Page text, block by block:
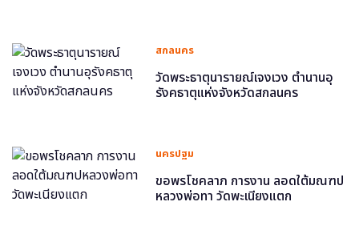
สกลนคร
วัดพระธาตุนารายณ์เจงเวง ตำนานอุ
รังคธาตุแห่งจังหวัดสกลนคร
นครปฐม
ขอพรโชคลาภ การงาน ลอดใต้มณฑป
หลวงพ่อทา วัดพะเนียงแตก